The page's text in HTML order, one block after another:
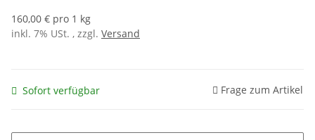
160,00 € pro 1 kg
inkl. 7% USt. , zzgl. Versand
Sofort verfügbar Frage zum Artikel